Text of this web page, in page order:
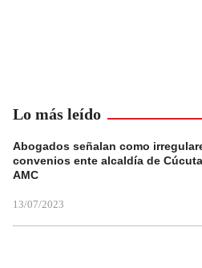
Lo más leído
Abogados señalan como
convenios ente alcaldía de
AMC
13/07/2023